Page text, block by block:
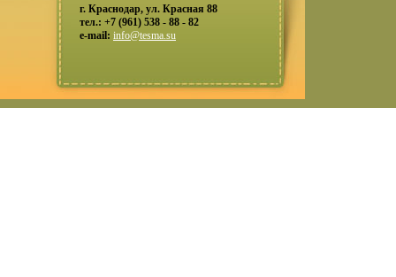
г. Краснодар, ул. Красная 88
тел.: +7 (961) 538 - 88 - 82
e-mail: info@tesma.su